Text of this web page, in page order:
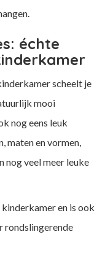
échte
scheelt je
mooi
nog eens leuk
maten en vormen,
veel meer leuke
en is ook
rondslingerende